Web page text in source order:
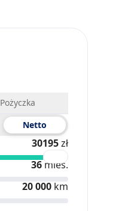
Pożyczka
Netto
30195zł
36 mies.
20 000 km